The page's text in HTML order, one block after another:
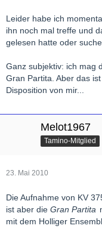
Leider habe ich
ihn noch mal treffe und
gelesen hatte oder
Ganz subjektiv: ich mag
Gran Partita. Aber das
Disposition von mir...
Melot1967
Tamino-Mitglied
23. Mai 2010
Die Aufnahme von KV
ist aber die Gran Partita
mit dem Holliger